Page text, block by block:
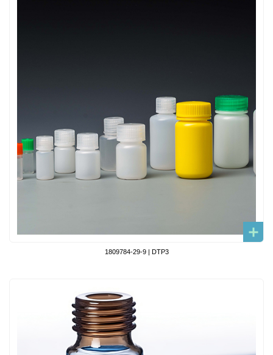
1809784-29-9 | DTP3